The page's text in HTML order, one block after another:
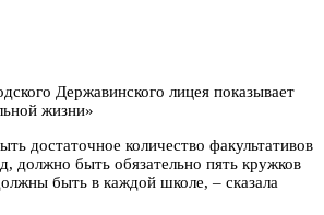
Державинского лицея показывает
жизни»
достаточное количество факультативов
должно быть обязательно пять кружков
быть в каждой школе, – сказала